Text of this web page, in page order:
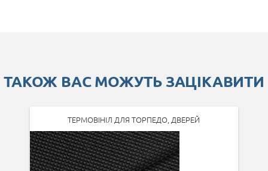
ТАКОЖ ВАС МОЖУТЬ ЗАЦІКАВИТИ
ТЕРМОВІНІЛ ДЛЯ ТОРПЕДО, ДВЕРЕЙ